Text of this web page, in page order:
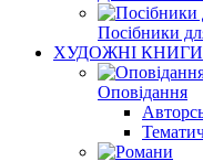
Посібники
ХУДОЖНІ КНИГИ
Оповідання